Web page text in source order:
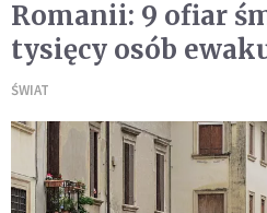
Romanii: 9 ofiar
tysięcy osób
ŚWIAT